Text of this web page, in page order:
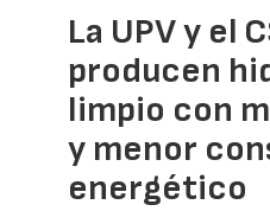
La UPV y el
producen
limpio con
y menor
energético